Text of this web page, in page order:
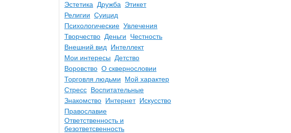
Эстетика
Дружба
Этикет
Религии Суицид
Психологические Увлечения
Творчество Деньги
Честность
Внешний вид
Интеллект
Мои интересы
Детство
Воровство О сквернословии
Торговля людьми
Мой характер
Стресс Воспитательные
Знакомство Интернет Искусство
Православие
Ответственность и
безответсвенность